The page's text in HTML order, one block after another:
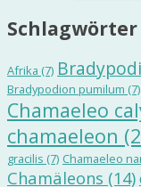
Schlagwörter
Afrika (7)
Bradypodion pumilum (7)
Chamaeleo
chamaeleon
gracilis (7) Chamaeleo
Chamäleons (14)